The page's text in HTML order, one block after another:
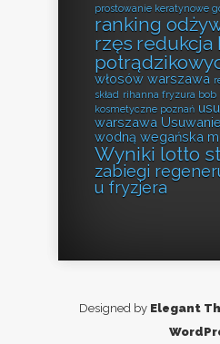
prostowanie keratynowe
ranking
rzęs redukcja
włosów warszawa
skład rihanna fryzura bob
kosmetyczne poznań
warszawa
wodną wegańska
Wyniki lotto
zabiegi
u fryzjera
Designed by Elegant